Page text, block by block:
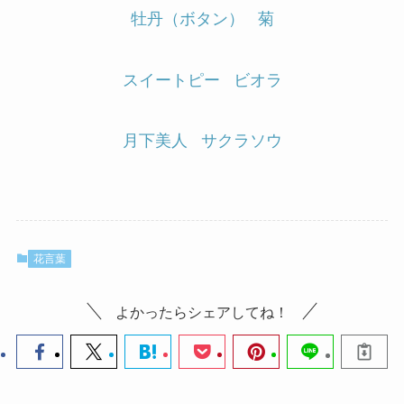
牡丹（ボタン） 菊
スイートピー ビオラ
月下美人 サクラソウ
花言葉
よかったらシェアしてね！